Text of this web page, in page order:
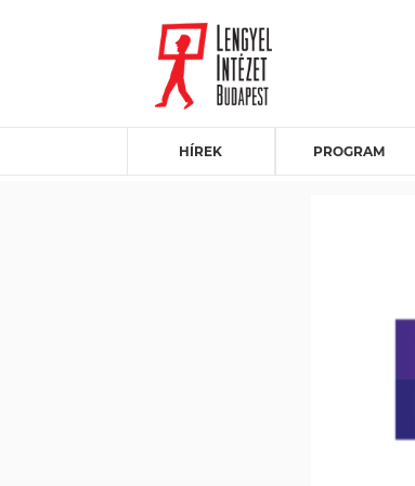
HÍREK PROGRAM